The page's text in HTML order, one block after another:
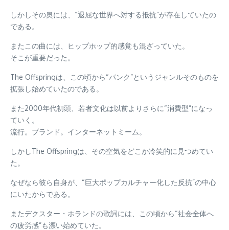
しかしその奥には、“退屈な世界へ対する抵抗”が存在していたの
である。
またこの曲には、ヒップホップ的感覚も混ざっていた。
そこが重要だった。
The Offspringは、この頃から“パンク”というジャンルそのものを
拡張し始めていたのである。
また2000年代初頭、若者文化は以前よりさらに“消費型”になっ
ていく。
流行。ブランド。インターネットミーム。
しかしThe Offspringは、その空気をどこか冷笑的に見つめてい
た。
なぜなら彼ら自身が、“巨大ポップカルチャー化した反抗”の中心
にいたからである。
またデクスター・ホランドの歌詞には、この頃から“社会全体へ
の疲労感”も漂い始めていた。